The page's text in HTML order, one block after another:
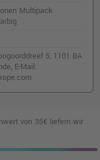
Multipack
5, 1101 BA
E-Mail:
von 35€ liefern wir